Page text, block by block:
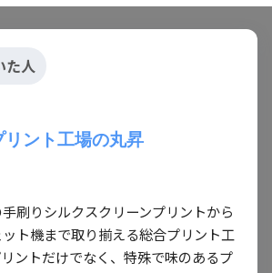
た人
リント工場の丸昇
刷りシルクスクリーンプリントから
ト機まで取り揃える総合プリント工
ントだけでなく、特殊で味のあるプ